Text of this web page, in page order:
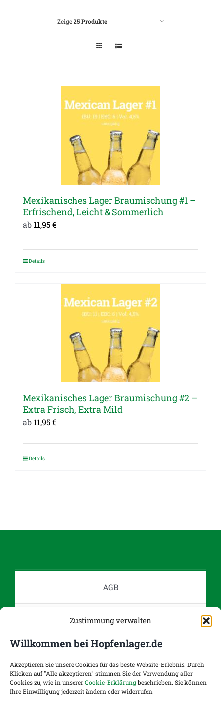
Zustimmung verwalten
Willkommen bei Hopfenlager.de
Akzeptieren Sie unsere Cookies für das beste Website-Erlebnis. Durch
Klicken auf "Alle akzeptieren" stimmen Sie der Verwendung aller
Cookies zu, wie in unsererCookie-Erklärungbeschrieben. Sie können
Ihre Einwilligung jederzeit ändern oder widerrufen.
Zeige25 Produkte
Mexikanisches Lager Braumischung #1 –
Erfrischend, Leicht & Sommerlich
ab 11,95€
Dieses
der
Produktseite
gewählt
werden
Details
Mexikanisches Lager Braumischung #2 –
Extra Frisch, Extra Mild
ab 11,95€
Dieses
auf.
können
werden
Details
AGB
Datenschutz
Impressum
Kontakt